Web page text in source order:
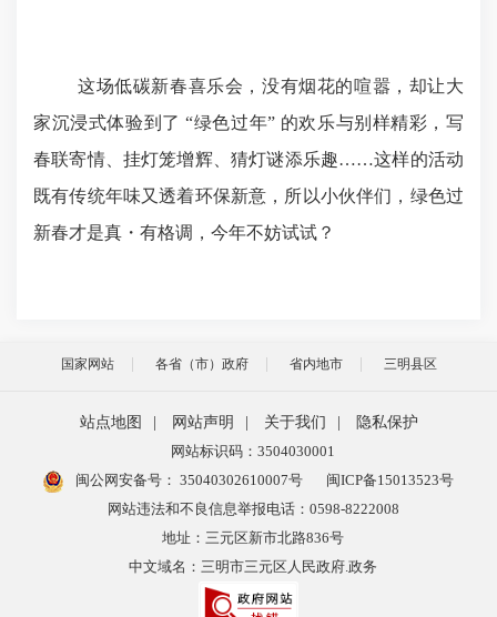
这场低碳新春喜乐会，没有烟花的喧嚣，却让大
家沉浸式体验到了 “绿色过年” 的欢乐与别样精彩，写
春联寄情、挂灯笼增辉、猜灯谜添乐趣……这样的活动
既有传统年味又透着环保新意，所以小伙伴们，绿色过
新春才是真・有格调，今年不妨试试？
国家网站 各省（市）政府 省内地市 三明县区
站点地图 网站声明 关于我们
隐私保护
网站标识码：3504030001
闽公网安备号： 35040302610007号
闽ICP备15013523号
网站违法和不良信息举报电话：0598-8222008
地址：三元区新市北路836号
中文域名：三明市三元区人民政府.政务